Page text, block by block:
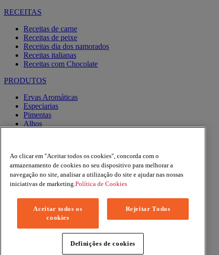
RECEITAS
Receitas de carne
Receitas de peixe
Receitas dia dos namorados
Receitas italianas
Receitas com Chocolate
PRODUTOS
Ervas Aromáticas
Especiarias
Pimentas
Alhos
Express
Facebook
YouTube
Copyright © 2026 Margao (McCormick & Company, Inc). All
Rights Reserved
Política de Privacidade
Política de Cookies
Termos e condições
Ao clicar em "Aceitar todos os cookies", concorda com o
armazenamento de cookies no seu dispositivo para melhorar a
navegação no site, analisar a utilização do site e ajudar nas nossas
iniciativas de marketing. Política de Cookies
Aceitar todos os
cookies
Rejeitar Todos
Definições de cookies